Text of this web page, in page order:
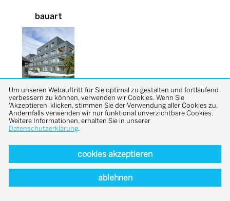
bauart
back to top
Um unseren Webauftritt für Sie optimal zu gestalten und fortlaufend
verbessern zu können, verwenden wir Cookies. Wenn Sie
'Akzeptieren' klicken, stimmen Sie der Verwendung aller Cookies zu.
Andernfalls verwenden wir nur funktional unverzichtbare Cookies.
Weitere Informationen, erhalten Sie in unserer
Datenschutzerklärung.
cookies akzeptieren
ablehnen